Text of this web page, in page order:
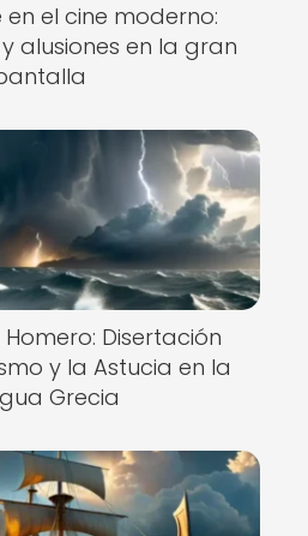
el cine moderno:
alusiones en la gran
Disertación
y la Astucia en la
Grecia